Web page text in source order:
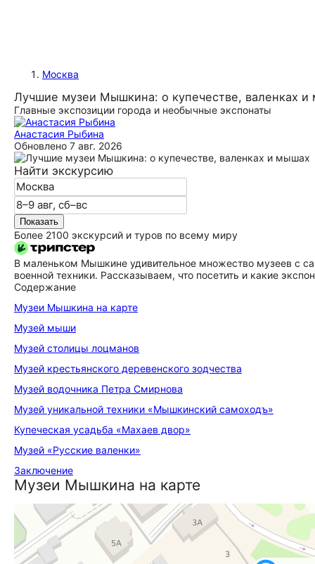
Москва
Лучшие музеи Мышкина: о купечестве, валенках и
Главные экспозиции города и необычные экспонаты
Анастасия Рыбина
Обновлено 7 авг. 2026
Найти экскурсию
Показать
Более 2100 экскурсий и туров по всему миру
В маленьком Мышкине удивительное множество музеев с
военной техники. Рассказываем, что посетить и какие
Содержание
Музеи Мышкина на карте
Музей мыши
Музей столицы лоцманов
Музей крестьянского деревенского зодчества
Музей водочника Петра Смирнова
Музей уникальной техники «Мышкинский самоходъ»
Купеческая усадьба «Махаев двор»
Музей «Русские валенки»
Заключение
Музеи Мышкина на карте